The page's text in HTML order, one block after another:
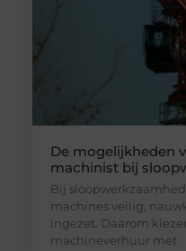
De mogelijkheden
machinist bij
Bij
machines veilig,
ingezet. Daarom
machineverhuur met